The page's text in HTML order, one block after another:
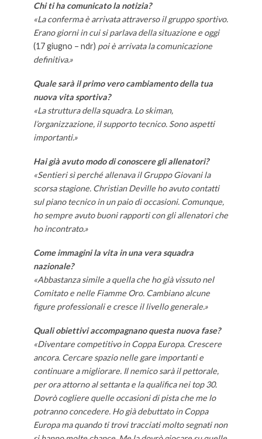
Chi ti ha comunicato la notizia?
«La conferma è arrivata attraverso il gruppo sportivo.
Erano giorni in cui si parlava della situazione e oggi
(17 giugno – ndr) poi è arrivata la comunicazione
definitiva.»
Quale sarà il primo vero cambiamento della tua
nuova vita sportiva?
«La struttura della squadra. Lo skiman,
l’organizzazione, il supporto tecnico. Sono aspetti
importanti.»
Hai già avuto modo di conoscere gli allenatori?
«Sentieri sì perché allenava il Gruppo Giovani la
scorsa stagione. Christian Deville ho avuto contatti
sul piano tecnico in un paio di occasioni. Comunque,
ho sempre avuto buoni rapporti con gli allenatori che
ho incontrato.»
Come immagini la vita in una vera squadra
nazionale?
«Abbastanza simile a quella che ho già vissuto nel
Comitato e nelle Fiamme Oro. Cambiano alcune
figure professionali e cresce il livello generale.»
Quali obiettivi accompagnano questa nuova fase?
«Diventare competitivo in Coppa Europa. Crescere
ancora. Cercare spazio nelle gare importanti e
continuare a migliorare. Il nemico sarà il pettorale,
per ora attorno al settanta e la qualifica nei top 30.
Dovrò cogliere quelle occasioni di pista che me lo
potranno concedere. Ho già debuttato in Coppa
Europa ma quando ti trovi tracciati molto segnati non